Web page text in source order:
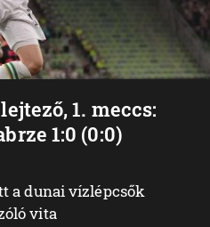
1. meccs:
1:0 (0:0)
a dunai vízlépcsők
vita